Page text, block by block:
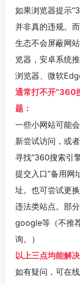
如果浏览器提示
并非真的违规。
生态不会屏蔽网
览器，安卓系统
浏览器、 微软
通常打不开“360
题：
一些小网站可能
新尝试访问，或
寻找“360搜索引
提交入口”备用网
址。也可尝试更
违法类站点。部
google等（不推
询。）
以上三点均能解
如有疑问，可在